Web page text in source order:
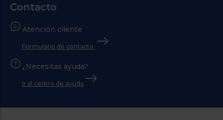
Contacto
Atención cliente
Formulario de contacto
¿Necesitas ayuda?
Ir al centro de ayuda